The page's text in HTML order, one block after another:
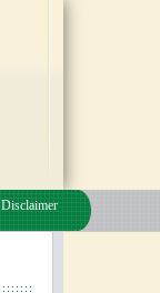
Disclaimer